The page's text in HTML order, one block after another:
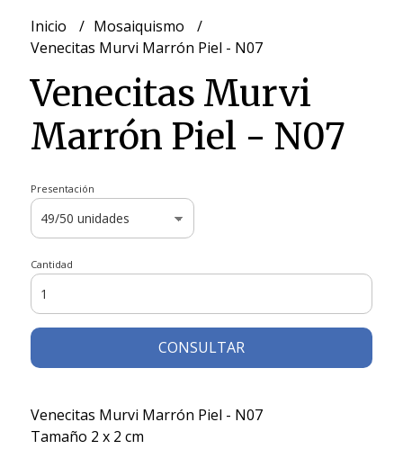
Inicio
Mosaiquismo
Venecitas Murvi Marrón Piel - N07
Venecitas Murvi
Marrón Piel - N07
Presentación
Cantidad
CONSULTAR
Venecitas Murvi Marrón Piel - N07
Tamaño 2 x 2 cm